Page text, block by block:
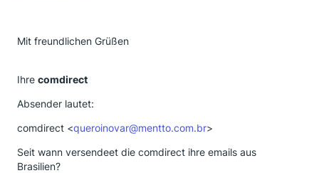
Mit freundlichen Grüßen
Ihre comdirect
Absender lautet:
comdirect <queroinovar@mentto.com.br>
Seit wann versendeet die comdirect ihre emails aus
Brasilien?